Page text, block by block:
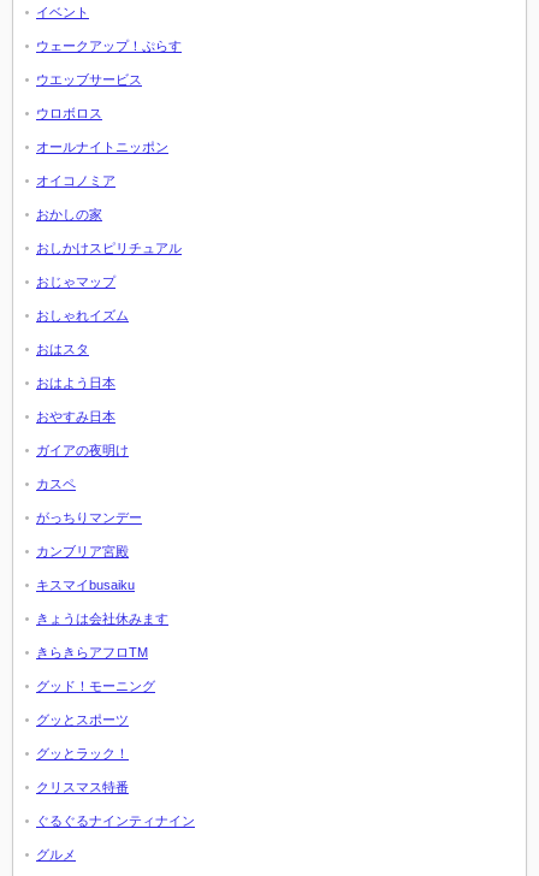
イベント
ウェークアップ！ぷらす
ウエッブサービス
ウロボロス
オールナイトニッポン
オイコノミア
おかしの家
おしかけスピリチュアル
おじゃマップ
おしゃれイズム
おはスタ
おはよう日本
おやすみ日本
ガイアの夜明け
カスペ
がっちりマンデー
カンブリア宮殿
キスマイbusaiku
きょうは会社休みます
きらきらアフロTM
グッド！モーニング
グッとスポーツ
グッとラック！
クリスマス特番
ぐるぐるナインティナイン
グルメ